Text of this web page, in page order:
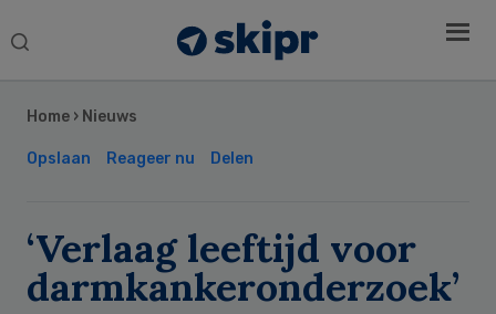
Search
Home › Nieuws
Opslaan Reageer nu Delen
‘Verlaag leeftijd voor
darmkankeronderzoek’
Sidebar